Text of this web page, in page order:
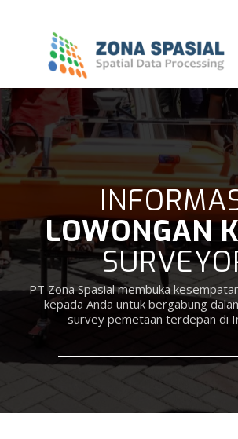
LOWONGAN
PT Zona Spasial membuka
kepada Anda untuk bergabung
survey pemetaan terdepan di